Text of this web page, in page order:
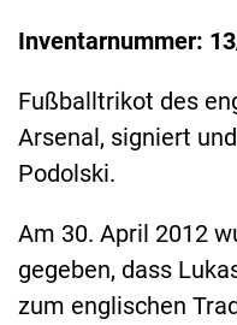
Inventarnummer:
Fußballtrikot des
Arsenal, signiert
Podolski.
Am 30. April 2012
gegeben, dass
zum englischen